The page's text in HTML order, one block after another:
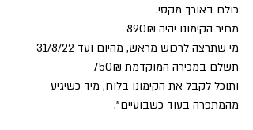
כולם באורך מקסי.
מחיר הקימונו יהיה 890₪
תשלם במכירה המוקדמת 750₪
ותוכל לקבל את הקימונו בלוח, מיד כשיגיע
מהמתפרה בעוד כשבועיים".